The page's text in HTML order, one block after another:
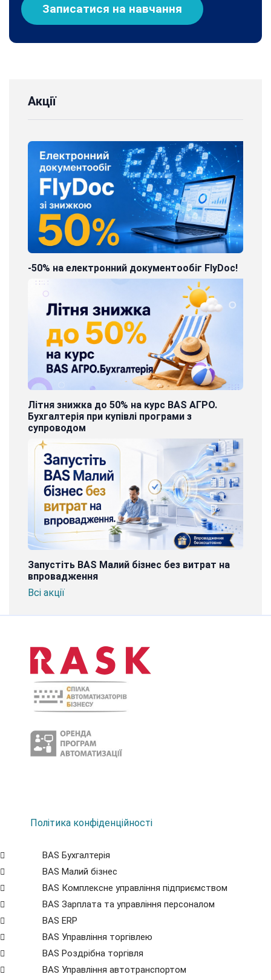
Записатися на навчання
Акції
-50% на електронний документообіг FlyDoc!
Літня знижка до 50% на курс BAS АГРО.
Бухгалтерія при купівлі програми з
супроводом
Запустіть BAS Малий бізнес без витрат на
впровадження
Всі акції
Політика конфіденційності
BAS Бухгалтерія
BAS Малий бізнес
BAS Комплексне управління підприємством
BAS Зарплата та управління персоналом
BAS ERP
BAS Управління торгівлею
BAS Роздрібна торгівля
BAS Управління автотранспортом